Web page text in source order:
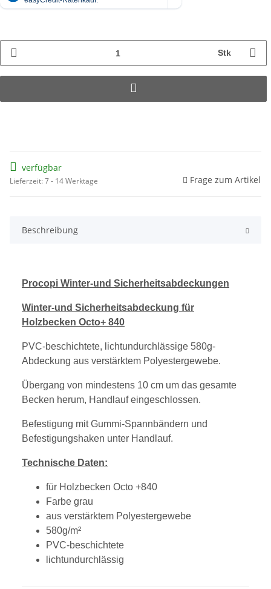
Stk
verfügbar
Lieferzeit: 7 - 14 Werktage Frage zum Artikel
Beschreibung
Procopi Winter-und Sicherheitsabdeckungen
Winter-und Sicherheitsabdeckung für
Holzbecken Octo+ 840
PVC-beschichtete, lichtundurchlässige 580g-
Abdeckung aus verstärktem Polyestergewebe.
Übergang von mindestens 10 cm um das gesamte
Becken herum, Handlauf eingeschlossen.
Befestigung mit Gummi-Spannbändern und
Befestigungshaken unter Handlauf.
Technische Daten:
für Holzbecken Octo +840
Farbe grau
aus verstärktem Polyestergewebe
580g/m²
PVC-beschichtete
lichtundurchlässig